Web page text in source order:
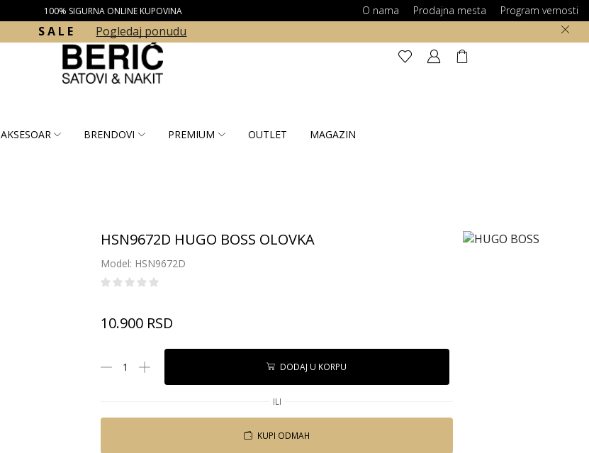
100% SIGURNA ONLINE KUPOVINA O nama Prodajna mesta Program vernosti
S A L E Pogledaj ponudu
AKSESOAR BRENDOVI PREMIUM OUTLET MAGAZIN
HSN9672D HUGO BOSS OLOVKA
Model: HSN9672D
10.900 RSD
DODAJ U KORPU
ILI
KUPI ODMAH